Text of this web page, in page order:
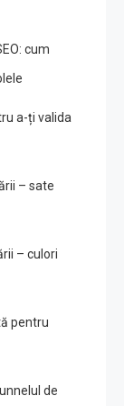
cum
a-ți valida
– sate
– culori
pentru
de